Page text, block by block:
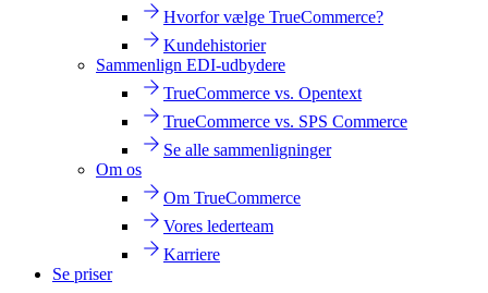
Hvorfor vælge TrueCommerce?
Kundehistorier
Sammenlign EDI-udbydere
TrueCommerce vs. Opentext
TrueCommerce vs. SPS Commerce
Se alle sammenligninger
Om os
Om TrueCommerce
Vores lederteam
Karriere
Se priser